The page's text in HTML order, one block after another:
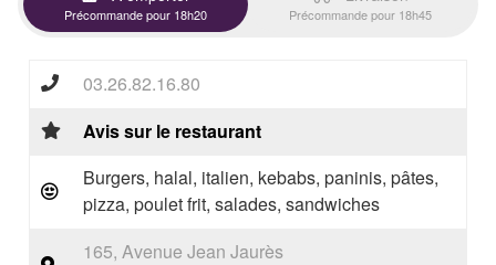
Précommande pour 18h20 Précommande pour 18h45
03.26.82.16.80
Avis sur le restaurant
Burgers, halal, italien, kebabs, paninis, pâtes,
pizza, poulet frit, salades, sandwiches
165, Avenue Jean Jaurès